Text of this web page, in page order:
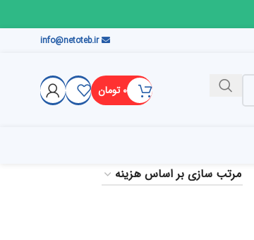
info@netoteb.ir
۰ تومان